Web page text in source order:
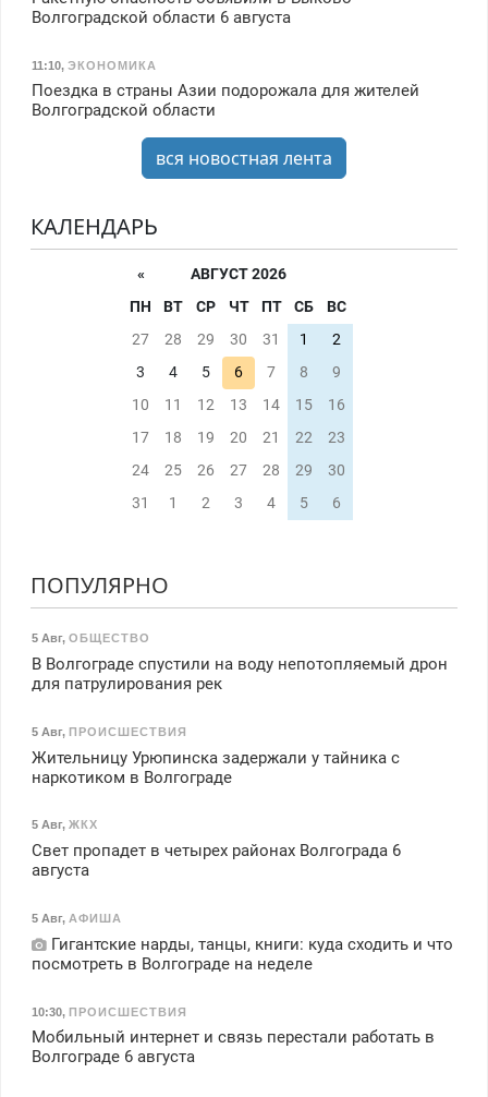
Волгоградской области 6 августа
11:10, ЭКОНОМИКА
Поездка в страны Азии подорожала для жителей
Волгоградской области
вся новостная лента
КАЛЕНДАРЬ
«
АВГУСТ 2026
ПН
ВТ СР ЧТ ПТ СБ
ВС
27
28 29 30 31 1
2
3
4 5 6 7 8
9
10
11 12 13 14 15
16
17
18 19 20 21 22
23
24
25 26 27 28 29
30
31
1 2 3 4 5 6
ПОПУЛЯРНО
5 Авг, ОБЩЕСТВО
В Волгограде спустили на воду непотопляемый дрон
для патрулирования рек
5 Авг, ПРОИСШЕСТВИЯ
Жительницу Урюпинска задержали у тайника с
наркотиком в Волгограде
5 Авг, ЖКХ
Свет пропадет в четырех районах Волгограда 6
августа
5 Авг, АФИША
Гигантские нарды, танцы, книги: куда сходить и что
посмотреть в Волгограде на неделе
10:30, ПРОИСШЕСТВИЯ
Мобильный интернет и связь перестали работать в
Волгограде 6 августа